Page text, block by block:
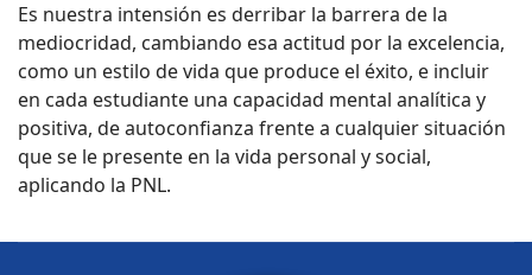
Es nuestra intensión es derribar la barrera de la
mediocridad, cambiando esa actitud por la excelencia,
como un estilo de vida que produce el éxito, e incluir
en cada estudiante una capacidad mental analítica y
positiva, de autoconfianza frente a cualquier situación
que se le presente en la vida personal y social,
aplicando la PNL.